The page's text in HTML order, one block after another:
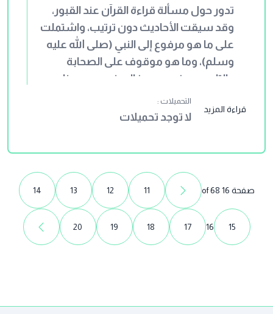
تدور حول مسألة قراءة القرآن عند القبور،
وقد سيقت الأحاديث دون ترتيب، واشتملت
على ما هو مرفوع إلى النبي (صلى الله عليه
وسلم)، وما هو موقوف على الصحابة
والتابعين وغيرهم. وغالب نصوص هذا
الجزء ضعيفة أو منكرة متنًا وسندًا، ويتخلل
الأسانيد مجاهيل عدة لا تراجم لهم. وقد
قراءة المزيد
التحميلات :
لا توجد تحميلات
صفحة 16 of 68 11
12
13
14
15
16
17
18
19
20